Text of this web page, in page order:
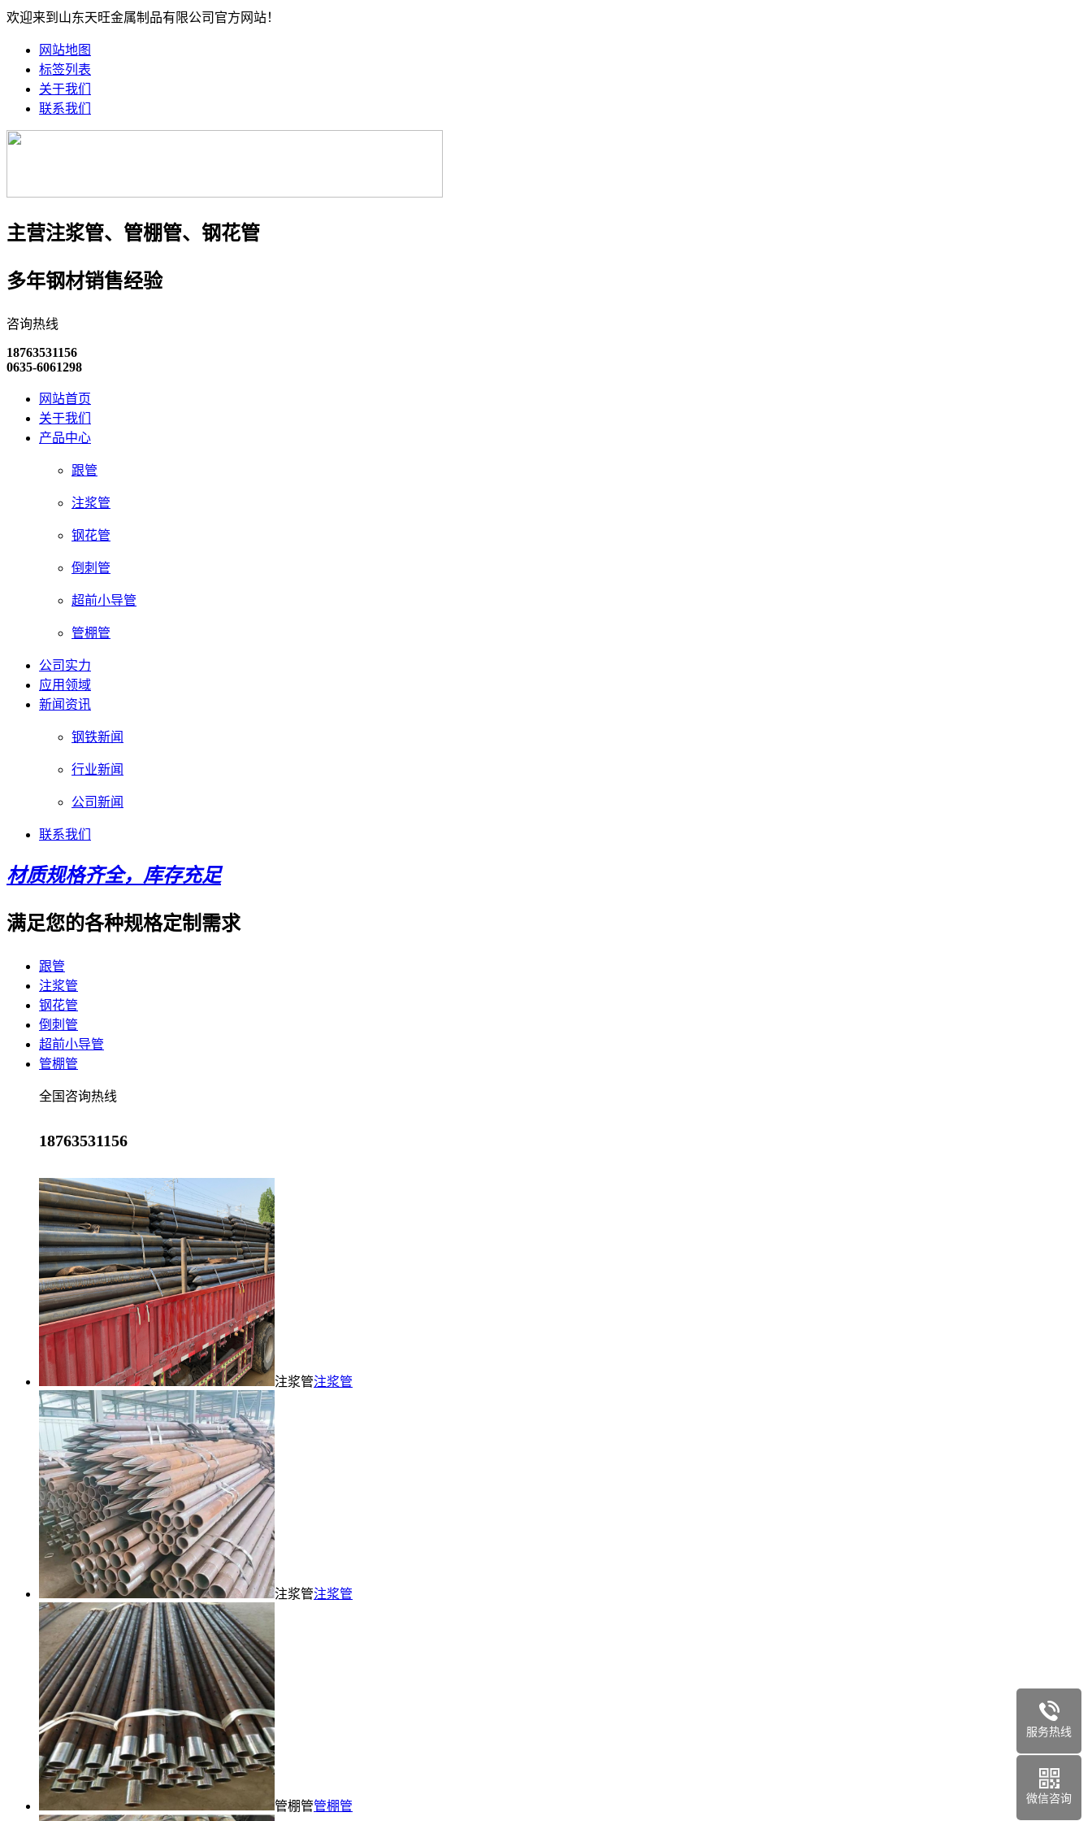
欢迎来到山东天旺金属制品有限公司官方网站！
网站地图
标签列表
关于我们
联系我们
主营注浆管、管棚管、钢花管
多年钢材销售经验
咨询热线
18763531156
0635-6061298
网站首页
关于我们
产品中心
跟管
注浆管
钢花管
倒刺管
超前小导管
管棚管
公司实力
应用领域
新闻资讯
钢铁新闻
行业新闻
公司新闻
联系我们
材质规格齐全，库存充足
满足您的各种规格定制需求
跟管
注浆管
钢花管
倒刺管
超前小导管
管棚管
全国咨询热线
18763531156
注浆管注浆管
注浆管注浆管
管棚管管棚管
服务热线
微信咨询